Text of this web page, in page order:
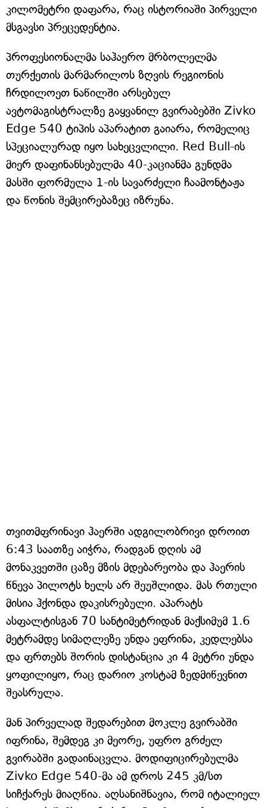
კილომეტრი დაფარა, რაც ისტორიაში პირველი
მსგავსი პრეცედენტია.
პროფესიონალმა საჰაერო მრბოლელმა
თურქეთის მარმარილოს ზღვის რეგიონის
ჩრდილოეთ ნაწილში არსებულ
ავტომაგისტრალზე გაყვანილ გვირაბებში Zivko
Edge 540 ტიპის აპარატით გაიარა, რომელიც
სპეციალურად იყო სახეცვლილი. Red Bull-ის
მიერ დაფინანსებულმა 40-კაციანმა გუნდმა
მასში ფორმულა 1-ის სავარძელი ჩაამონტაჟა
და წონის შემცირებაზეც იზრუნა.
თვითმფრინავი ჰაერში ადგილობრივი დროით
6:43 საათზე აიჭრა, რადგან დღის ამ
მონაკვეთში ცაზე მზის მდებარეობა და ჰაერის
წნევა პილოტს ხელს არ შეუშლიდა. მას რთული
მისია ჰქონდა დაკისრებული. აპარატს
ასფალტისგან 70 სანტიმეტრიდან მაქსიმუმ 1.6
მეტრამდე სიმაღლეზე უნდა ეფრინა, კედლებსა
და ფრთებს შორის დისტანცია კი 4 მეტრი უნდა
ყოფილიყო, რაც დარიო კოსტამ ზედმიწევნით
შეასრულა.
მან პირველად შედარებით მოკლე გვირაბში
იფრინა, შემდეგ კი მეორე, უფრო გრძელ
გვირაბში გადაინაცვლა. მოდიფიცირებულმა
Zivko Edge 540-მა ამ დროს 245 კმ/სთ
სიჩქარეს მიაღწია. აღსანიშნავია, რომ იტალიელ